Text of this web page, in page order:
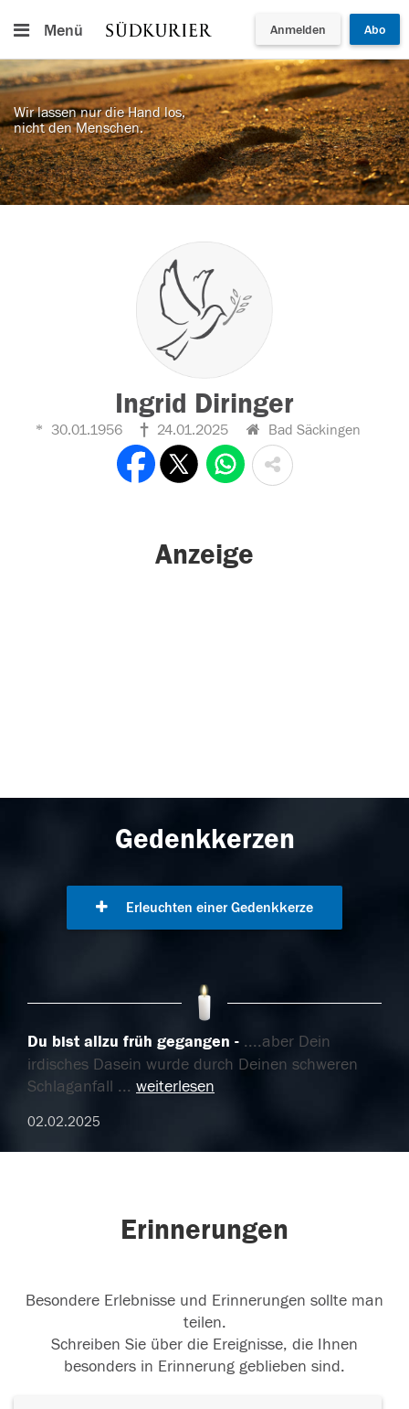
Menü Anmelden Abo
Wir lassen nur die Hand los,
nicht den Menschen.
Ingrid Diringer
30.01.1956 24.01.2025 Bad Säckingen
Anzeige
Gedenkkerzen
Erleuchten einer Gedenkkerze
Du bist allzu früh gegangen
....aber Dein
irdisches Dasein wurde durch Deinen schweren
Schlaganfall ... weiterlesen
02.02.2025
Erinnerungen
Besondere Erlebnisse und Erinnerungen sollte man
teilen.
Schreiben Sie über die Ereignisse, die Ihnen
besonders in Erinnerung geblieben sind.